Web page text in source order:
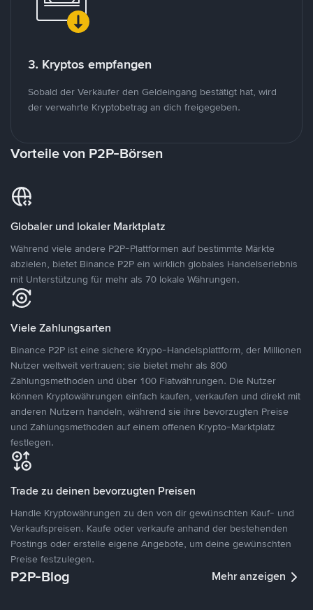
3. Kryptos empfangen
Sobald der Verkäufer den Geldeingang bestätigt hat, wird
der verwahrte Kryptobetrag an dich freigegeben.
Vorteile von P2P-Börsen
Globaler und lokaler Marktplatz
Während viele andere P2P-Plattformen auf bestimmte Märkte
abzielen, bietet Binance P2P ein wirklich globales Handelserlebnis
mit Unterstützung für mehr als 70 lokale Währungen.
Viele Zahlungsarten
Binance P2P ist eine sichere Krypo-Handelsplattform, der Millionen
Nutzer weltweit vertrauen; sie bietet mehr als 800
Zahlungsmethoden und über 100 Fiatwährungen. Die Nutzer
können Kryptowährungen einfach kaufen, verkaufen und direkt mit
anderen Nutzern handeln, während sie ihre bevorzugten Preise
und Zahlungsmethoden auf einem offenen Krypto-Marktplatz
festlegen.
Trade zu deinen bevorzugten Preisen
Handle Kryptowährungen zu den von dir gewünschten Kauf- und
Verkaufspreisen. Kaufe oder verkaufe anhand der bestehenden
Postings oder erstelle eigene Angebote, um deine gewünschten
Preise festzulegen.
P2P-Blog Mehr anzeigen